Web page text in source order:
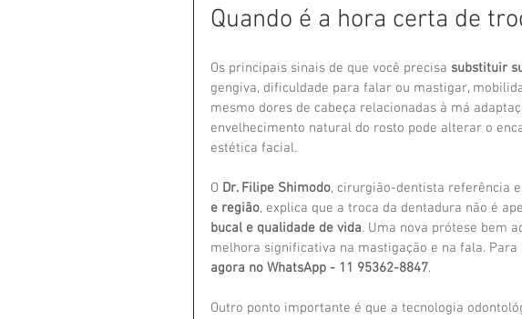
Quando é a hora certa de
Os principais sinais de que você precisa substituir
gengiva, dificuldade para falar ou mastigar,
mesmo dores de cabeça relacionadas à má
envelhecimento natural do rosto pode alterar o
estética facial.
O Dr. Filipe Shimodo, cirurgião-dentista referência
e região, explica que a troca da dentadura não é
bucal e qualidade de vida. Uma nova prótese bem
melhora significativa na mastigação e na fala.
agora no WhatsApp - 11 95362-8847.
Outro ponto importante é que a tecnologia